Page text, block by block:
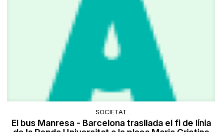
SOCIETAT
El bus Manresa - Barcelona trasllada el fi de línia